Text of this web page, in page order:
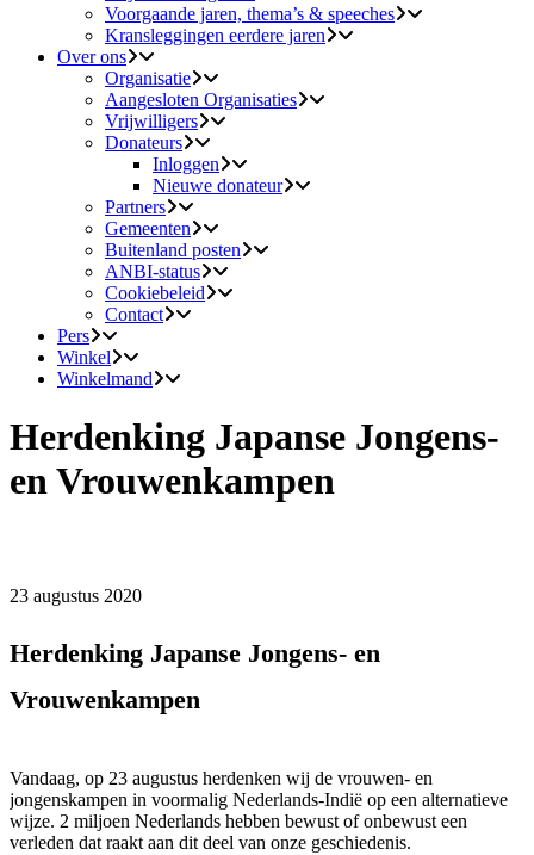
Voorgaande jaren, thema’s & speeches
Kransleggingen eerdere jaren
Over ons
Organisatie
Aangesloten Organisaties
Vrijwilligers
Donateurs
Inloggen
Nieuwe donateur
Partners
Gemeenten
Buitenland posten
ANBI-status
Cookiebeleid
Contact
Pers
Winkel
Winkelmand
Herdenking Japanse Jongens-
en Vrouwenkampen
23 augustus 2020
Herdenking Japanse Jongens- en
Vrouwenkampen
Vandaag, op 23 augustus herdenken wij de vrouwen- en
jongenskampen in voormalig Nederlands-Indië op een alternatieve
wijze. 2 miljoen Nederlands hebben bewust of onbewust een
verleden dat raakt aan dit deel van onze geschiedenis.